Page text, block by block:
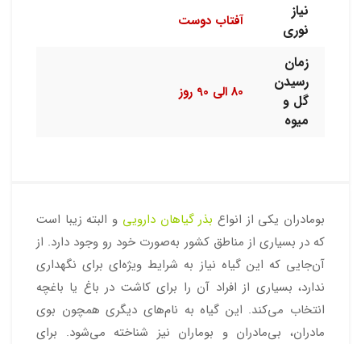
نیاز
نوری
آفتاب دوست
زمان
رسیدن
گل و
میوه
80 الی 90 روز
بومادران یکی از انواع بذر گیاهان دارویی و البته زیبا است
که در بسیاری از مناطق کشور به‌صورت خود رو وجود دارد. از
آن‌جایی که این گیاه نیاز به شرایط ویژه‌ای برای نگهداری
ندارد، بسیاری از افراد آن را برای کاشت در باغ یا باغچه
انتخاب می‌کند. این گیاه به نام‌های دیگری همچون بوی
مادران، بی‌مادران و بوماران نیز شناخته می‌شود. برای